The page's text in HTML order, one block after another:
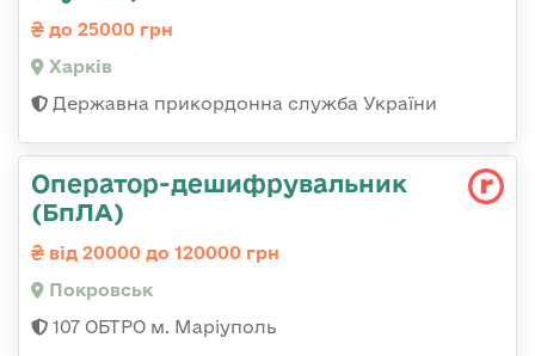
до 25000 грн
Харків
Державна прикордонна служба України
Оператор-дешифрувальник
(БпЛА)
від 20000 до 120000 грн
Покровськ
107 ОБТРО м. Маріуполь